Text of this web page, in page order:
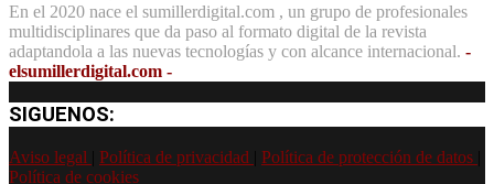
En el 2020 nace el sumillerdigital.com , un grupo de profesionales
multidisciplinares que da paso al formato digital de la revista
adaptandola a las nuevas tecnologías y con alcance internacional. -
elsumillerdigital.com -
SIGUENOS:
Aviso legal Política de privacidad Política de protección de datos
Política de cookies